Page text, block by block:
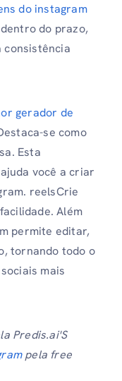
do instagram
do prazo,
consistência
gerador de
se como
Esta
você a criar
reelsCrie
Além
permite editar,
tornando todo o
mais
Predis.ai'S
pela free